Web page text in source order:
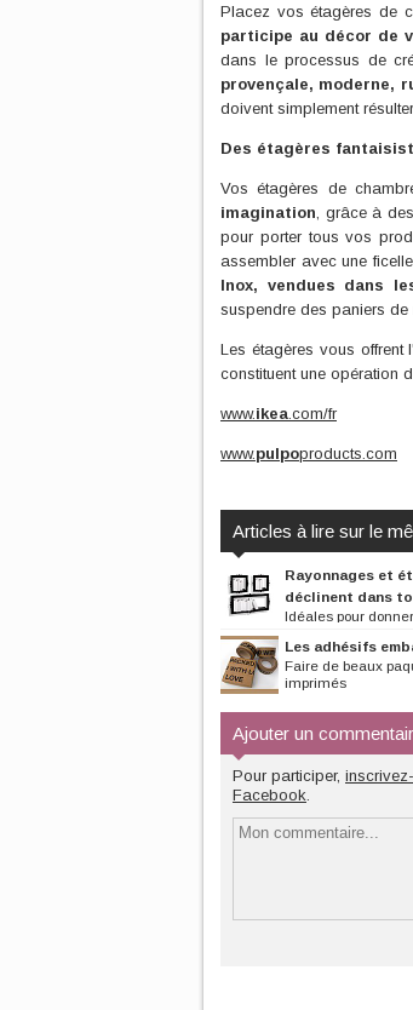
Placez vos étagères de
participe au décor de
dans le processus de
provençale, moderne,
doivent simplement
Des étagères
Vos étagères de
imagination, grâce à
pour porter tous vos
assembler avec une
Inox, vendues dans
suspendre des paniers
Les étagères vous offrent
constituent une opération
www.ikea.com/fr
www.pulpoproducts.com
Articles à lire sur le
Rayonnages et
déclinent dans
Idéales pour
plaisent à investir n’importe...
Les adhésifs
Faire de beaux
imprimés
Ajouter un
Pour participer,
Facebook.